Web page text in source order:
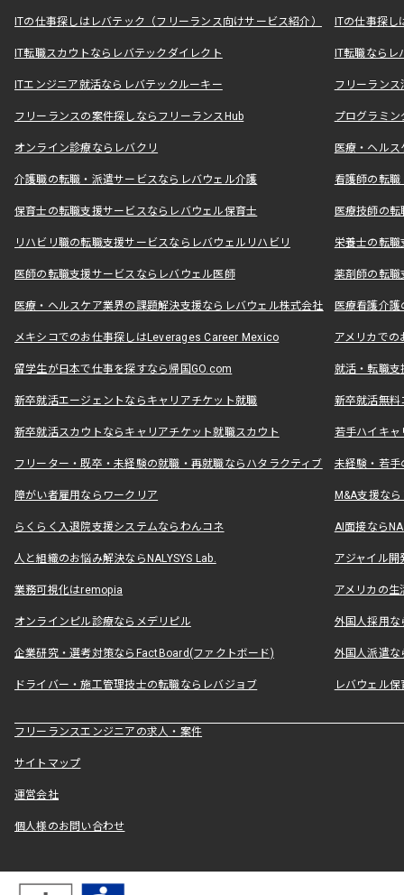
ITの仕事探しはレバテック（フリーランス向けサービス紹介） ITの仕事探
IT転職スカウトならレバテックダイレクト IT転職なら
ITエンジニア就活ならレバテックルーキー フリーラン
フリーランスの案件探しならフリーランスHub プログラミ
オンライン診療ならレバクリ 医療・ヘル
介護職の転職・派遣サービスならレバウェル介護 看護師の転
保育士の転職支援サービスならレバウェル保育士 医療技師の
リハビリ職の転職支援サービスならレバウェルリハビリ 栄養士の転
医師の転職支援サービスならレバウェル医師 薬剤師の転
医療・ヘルスケア業界の課題解決支援ならレバウェル株式会社 医療看護介
メキシコでのお仕事探しはLeverages Career Mexico アメリカで
留学生が日本で仕事を探すなら帰国GO.com 就活・転職
新卒就活エージェントならキャリアチケット就職 新卒就活無料
新卒就活スカウトならキャリアチケット就職スカウト 若手ハイキ
フリーター・既卒・未経験の就職・再就職ならハタラクティブ 未経験・若手
障がい者雇用ならワークリア M&A支援な
らくらく入退院支援システムならわんコネ AI面接なら
人と組織のお悩み解決ならNALYSYS Lab. アジャイル
業務可視化はremopia アメリカの
オンラインピル診療ならメデリピル 外国人採用
企業研究・選考対策ならFactBoard(ファクトボード) 外国人派遣な
ドライバー・施工管理技士の転職ならレバジョブ レバウェル
フリーランスエンジニアの求人・案件
サイトマップ
運営会社
個人様のお問い合わせ